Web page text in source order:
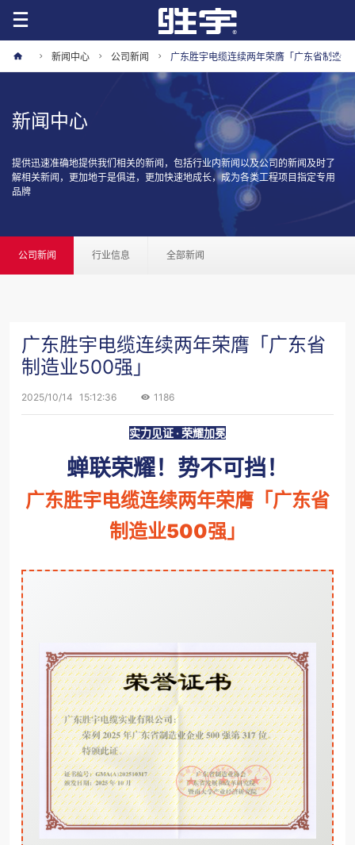
新闻中心 公司新闻 广东胜宇电缆连续两年荣膺「广东省制造
新闻中心
提供迅速准确地提供我们相关的新闻，包括行业内新闻以及公司的新闻及时了
解相关新闻，更加地于是俱进，更加快速地成长，成为各类工程项目指定专用
品牌
公司新闻 行业信息 全部新闻
广东胜宇电缆连续两年荣膺「广东省
制造业500强」
2025/10/14 15:12:36 1186
实力见证 · 荣耀加冕
蝉联荣耀！势不可挡！
广东胜宇电缆连续两年荣膺「广东省
制造业500强」